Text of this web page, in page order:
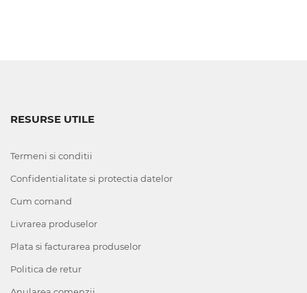
RESURSE UTILE
Termeni si conditii
Confidentialitate si protectia datelor
Cum comand
Livrarea produselor
Plata si facturarea produselor
Politica de retur